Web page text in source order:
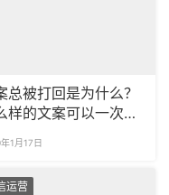
总被打回是为什么？
样的文案可以一次性
1月17日
运营